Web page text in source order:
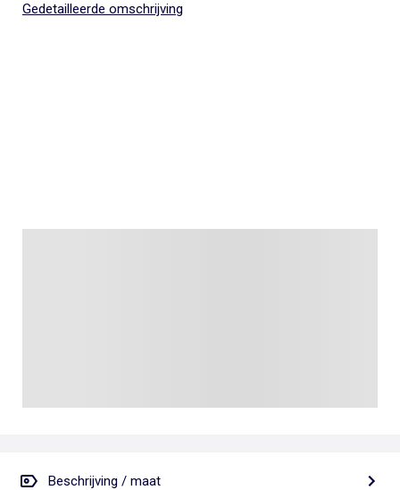
Gedetailleerde omschrijving
Beschrijving / maat